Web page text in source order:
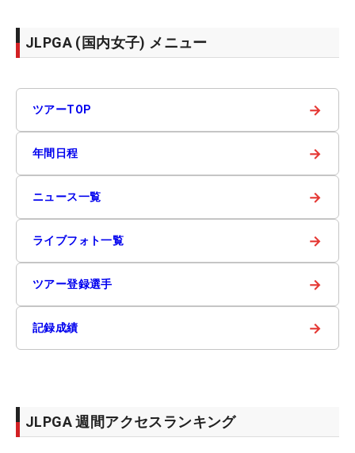
JLPGA (国内女子) メニュー
ツアーTOP →
年間日程 →
ニュース一覧 →
ライブフォト一覧 →
ツアー登録選手 →
記録成績 →
JLPGA 週間アクセスランキング